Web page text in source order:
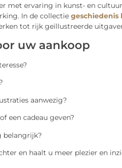
met ervaring in kunst- en
In de collectie geschiedenis
tot rijk geïllustreerde
uw aankoop
aanwezig?
een cadeau geven?
belangrijk?
en haalt u meer plezier en